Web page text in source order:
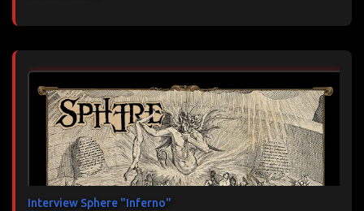
Interview Sphere "Inferno"